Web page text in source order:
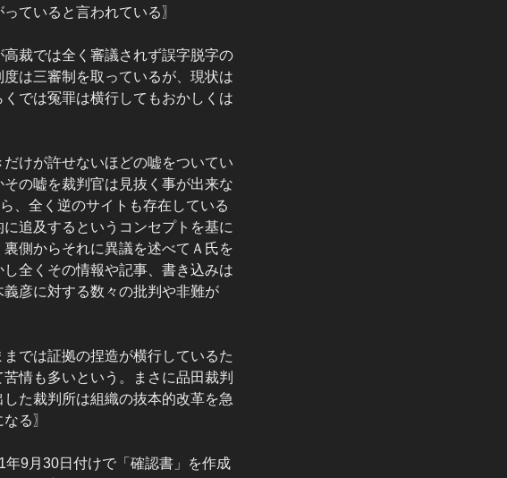
ていると言われている〗
裁では全く審議されず誤字脱字の
は三審制を取っているが、現状は
では冤罪は横行してもおかしくは
けが許せないほどの嘘をついてい
の嘘を裁判官は見抜く事が出来な
、全く逆のサイトも存在している
追及するというコンセプトを基に
側からそれに異議を述べてＡ氏を
全くその情報や記事、書き込みは
彦に対する数々の批判や非難が
では証拠の捏造が横行しているた
情も多いという。まさに品田裁判
た裁判所は組織の抜本的改革を急
る〗
9月30日付けで「確認書」を作成